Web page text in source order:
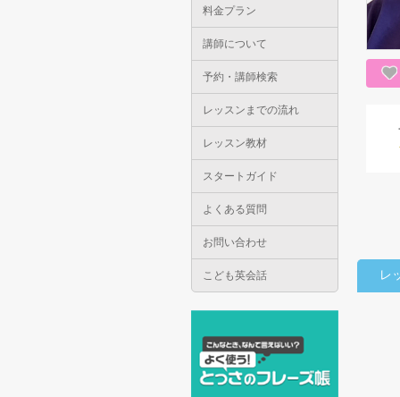
料金プラン
講師について
予約・講師検索
レッスンまでの流れ
レッスン教材
スタートガイド
よくある質問
お問い合わせ
こども英会話 レ